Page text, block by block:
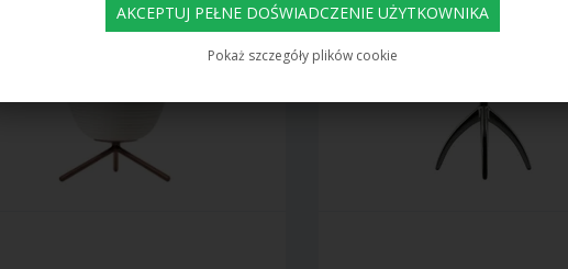
Pokaż szczegóły plików cookie